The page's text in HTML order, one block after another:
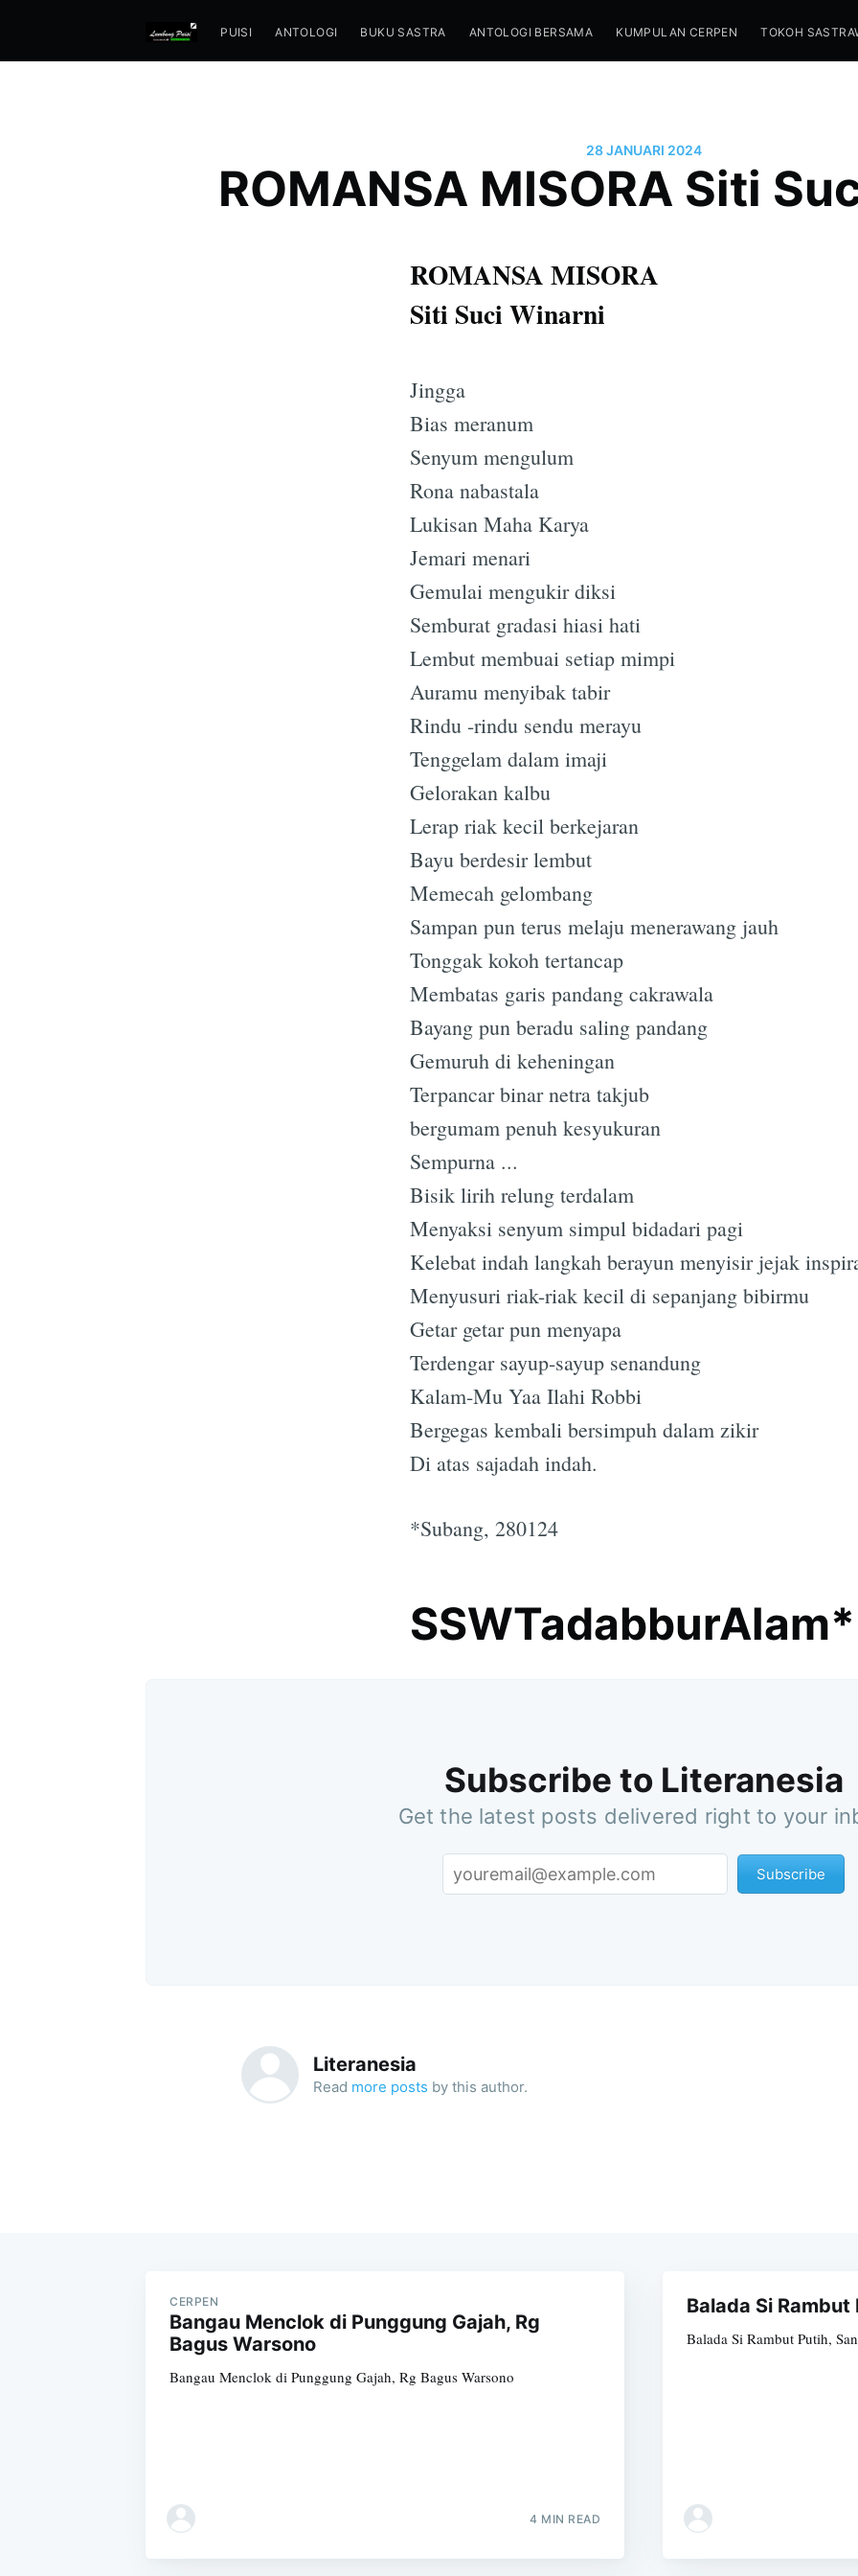
PUISI ANTOLOGI BUKU SASTRA ANTOLOGI BERSAMA KUMPULAN CERPEN TOKOH
28 JANUARI 2024
ROMANSA MISORA Siti
ROMANSA MISORA
Siti Suci Winarni
Jingga
Bias meranum
Senyum mengulum
Rona nabastala
Lukisan Maha Karya
Jemari menari
Gemulai mengukir diksi
Semburat gradasi hiasi hati
Lembut membuai setiap mimpi
Auramu menyibak tabir
Rindu -rindu sendu merayu
Tenggelam dalam imaji
Gelorakan kalbu
Lerap riak kecil berkejaran
Bayu berdesir lembut
Memecah gelombang
Sampan pun terus melaju menerawang jauh
Tonggak kokoh tertancap
Membatas garis pandang cakrawala
Bayang pun beradu saling pandang
Gemuruh di keheningan
Terpancar binar netra takjub
bergumam penuh kesyukuran
Sempurna ...
Bisik lirih relung terdalam
Menyaksi senyum simpul bidadari pagi
Kelebat indah langkah berayun menyisir jejak
Menyusuri riak-riak kecil di sepanjang bibirmu
Getar getar pun menyapa
Terdengar sayup-sayup senandung
Kalam-Mu Yaa Ilahi Robbi
Bergegas kembali bersimpuh dalam zikir
Di atas sajadah indah.
*Subang, 280124
SSWTadabburAlam*
Subscribe to Literanesia
Get the latest posts delivered right to your
Subscribe
Literanesia
Read more posts by this author.
CERPEN
Bangau Menclok di Punggung Gajah, Rg
Bagus Warsono
Bangau Menclok di Punggung Gajah, Rg Bagus Warsono
4 MIN READ
Balada Si
Balada Si Rambut Putih,